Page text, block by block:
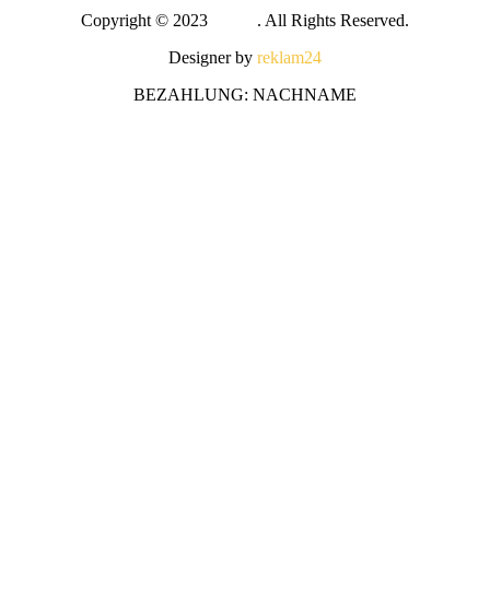
Copyright © 2023
. All Rights Reserved.
Designer by reklam24
BEZAHLUNG: NACHNAME